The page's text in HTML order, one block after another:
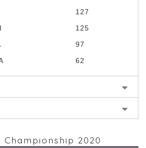
127
125
97
62
2020